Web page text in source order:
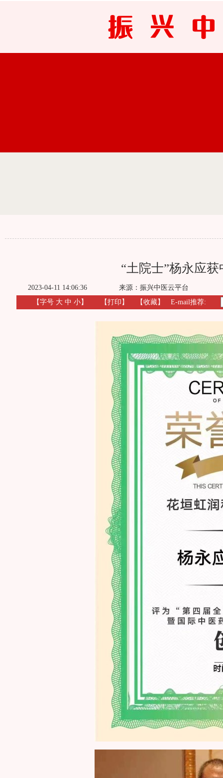
“土院士”杨永应
2023-04-11 14:06:36 来源： 振兴中医云平台
【字号 大 中 小】 【打印 】 【收藏】 E-mail推荐: